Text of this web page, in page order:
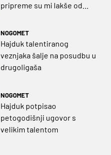
pripreme su mi lakše od
NOGOMET
Hajduk talentiranog
veznjaka šalje na posudbu u
drugoligaša
NOGOMET
Hajduk potpisao
petogodišnji ugovor s
velikim talentom